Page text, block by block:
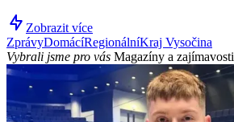
Zobrazit více
ZprávyDomácíRegionálníKraj Vysočina
Vybrali jsme pro vás Magazíny a zajímavosti